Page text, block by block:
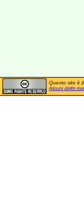
Questo sito è
Alcuni diritti